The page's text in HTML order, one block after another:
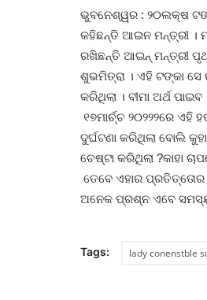
ଭୁବନେଶ୍ୱର : ୨୦ଲକ୍ଷ
କହିଛନ୍ତି ଆଇନ ମନ୍ତ୍ରୀ ।
ରଖିଛନ୍ତି ଆଇନ୍ ମନ୍ତ୍ରୀ
ଶୁଭମିତ୍ରା । ଏହି ଟଙ୍କା ସେ
କରିଥିଲା । ବୀମା ଅର୍ଥ
୧୭ମାର୍ଚ୍ଚ ୨୦୨୨୨ରେ
ଦୁର୍ଘଟଣା କରିଥିଲା ବୋଲି
ଚେଷ୍ଟା କରିଥିଲା ?କାହା
ତେବେ ଏହାର ପ୍ରତିତ୍ତୋର
ଅନେକ ପ୍ରଶ୍ନ ଏବେ
Tags: lady conenstble